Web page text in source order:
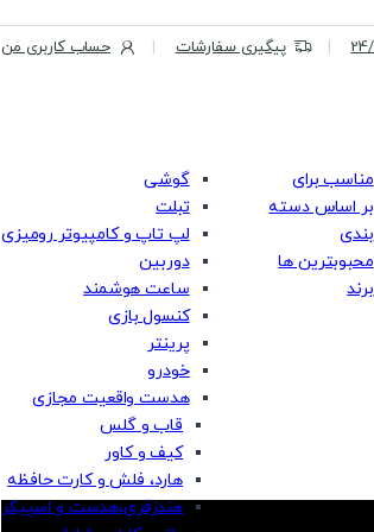
پیگیری سفارشات حساب کاربری من
مناسب برای
گوشی
تبلت
لپ تاپ و کامپیوتر رومیزی
دوربین
ساعت هوشمند
کنسول بازی
پرینتر
خودرو
هدست واقعیت مجازی
بر اساس دسته
بندی
قاب و گلس
کیف و کاور
هارد، فلش و کارت حافظه
هندزفری،هدست و اسپیکر
محبوبترین ها
برند